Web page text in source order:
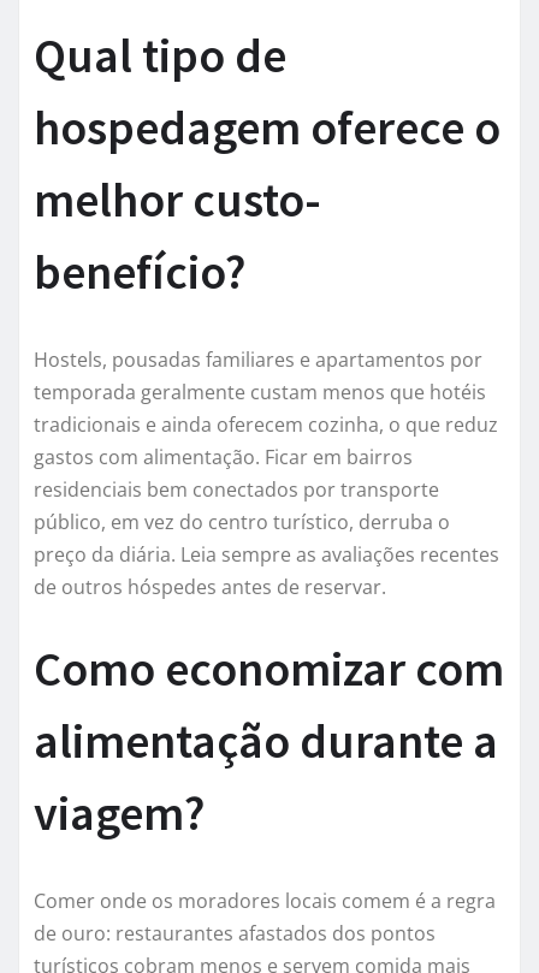
Qual tipo de
hospedagem oferece o
melhor custo-
benefício?
Hostels, pousadas familiares e apartamentos por
temporada geralmente custam menos que hotéis
tradicionais e ainda oferecem cozinha, o que reduz
gastos com alimentação. Ficar em bairros
residenciais bem conectados por transporte
público, em vez do centro turístico, derruba o
preço da diária. Leia sempre as avaliações recentes
de outros hóspedes antes de reservar.
Como economizar com
alimentação durante a
viagem?
Comer onde os moradores locais comem é a regra
de ouro: restaurantes afastados dos pontos
turísticos cobram menos e servem comida mais